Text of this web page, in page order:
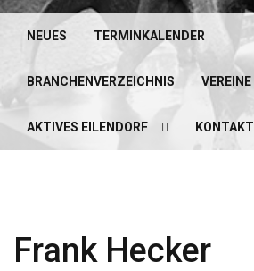
NEUES TERMINKALENDER
BRANCHENVERZEICHNIS VEREINE
AKTIVES EILENDORF KONTAKT
Frank Hecker